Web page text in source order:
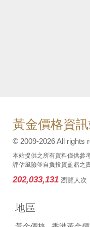
黃金價格資
© 2009-2026 All rights
本站提供之所有資料僅供參
評估風險並自負投資盈虧之責
202,033,131 瀏覽人次
地區